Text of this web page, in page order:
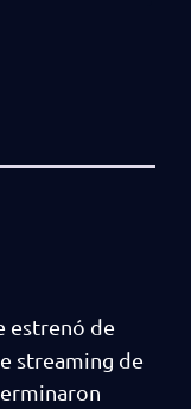
estrenó de
streaming de